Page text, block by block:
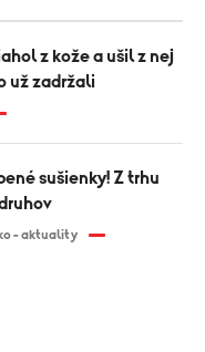
už zadržali
- aktuality